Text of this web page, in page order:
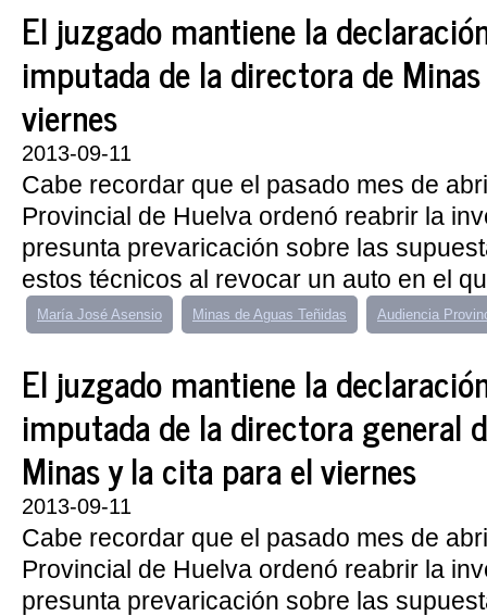
El juzgado mantiene la
imputada de la directora de
viernes
2013-09-11
Cabe recordar que el pasado mes de
Provincial de Huelva ordenó reabrir la
presunta prevaricación sobre las
estos técnicos al revocar un auto en el
María José Asensio Minas de Aguas Teñidas Audiencia
El juzgado mantiene la
imputada de la directora general
Minas y la cita para el viernes
2013-09-11
Cabe recordar que el pasado mes de
Provincial de Huelva ordenó reabrir la
presunta prevaricación sobre las